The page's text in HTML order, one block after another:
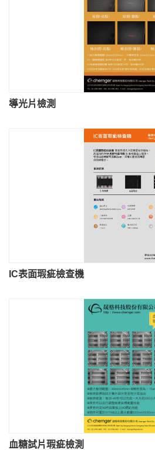
導光片檢測
IC表面瑕疵檢查機
血糖試片瑕疵檢測